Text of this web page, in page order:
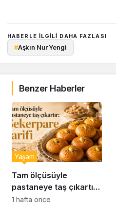
HABERLE ILGILI DAHA FAZLASI
#Aşkın Nur Yengi
Benzer Haberler
Tam ölçüsüyle
pastaneye taş çıkartır:
Şekerpare tarifi
Yaşam
1 hafta önce